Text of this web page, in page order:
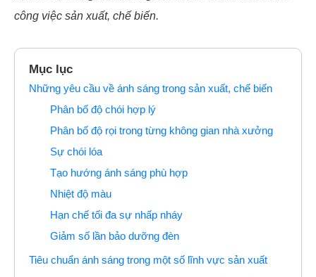
công việc sản xuất, chế biến.
Mục lục
Những yêu cầu về ánh sáng trong sản xuất, chế biến
Phân bố độ chói hợp lý
Phân bố độ rọi trong từng không gian nhà xưởng
Sự chói lóa
Tạo hướng ánh sáng phù hợp
Nhiệt độ màu
Hạn chế tối đa sự nhấp nháy
Giảm số lần bảo dưỡng đèn
Tiêu chuẩn ánh sáng trong một số lĩnh vực sản xuất